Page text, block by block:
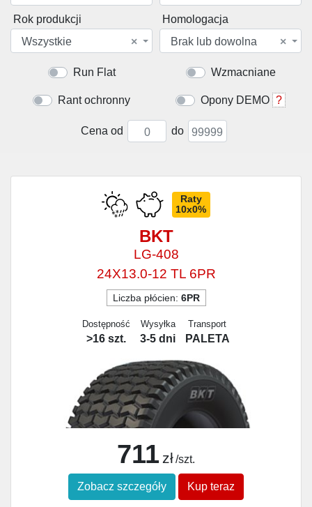
Rok produkcji
×
Wszystkie
Homologacja
×
Brak lub dowolna
Run Flat Wzmacniane
Rant ochronny Opony DEMO ?
Cena od do
Raty
10x0%
BKT
LG-408
24X13.0-12 TL 6PR
Liczba płócien: 6PR
Dostępność
>16 szt.
Wysyłka
3-5 dni
Transport
PALETA
711 zł /szt.
Zobacz szczegóły Kup teraz